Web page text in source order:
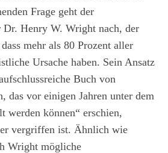
Frage geht der
Dr. Henry W. Wright nach, der
mehr als 80 Prozent aller
Ursache haben. Sein Ansatz
Buch von
das vor einigen Jahren unter dem
werden können“ erschien,
vergriffen ist. Ähnlich wie
Wright mögliche